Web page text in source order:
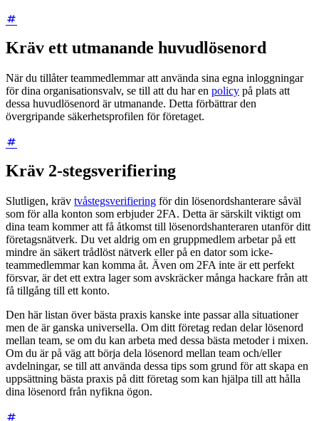
Kräv ett utmanande huvudlösenord
När du tillåter teammedlemmar att använda sina egna inloggningar
för dina organisationsvalv, se till att du har en policy på plats att
dessa huvudlösenord är utmanande. Detta förbättrar den
övergripande säkerhetsprofilen för företaget.
Kräv 2-stegsverifiering
Slutligen, kräv tvåstegsverifiering för din lösenordshanterare såväl
som för alla konton som erbjuder 2FA. Detta är särskilt viktigt om
dina team kommer att få åtkomst till lösenordshanteraren utanför ditt
företagsnätverk. Du vet aldrig om en gruppmedlem arbetar på ett
mindre än säkert trådlöst nätverk eller på en dator som icke-
teammedlemmar kan komma åt. Även om 2FA inte är ett perfekt
försvar, är det ett extra lager som avskräcker många hackare från att
få tillgång till ett konto.
Den här listan över bästa praxis kanske inte passar alla situationer
men de är ganska universella. Om ditt företag redan delar lösenord
mellan team, se om du kan arbeta med dessa bästa metoder i mixen.
Om du är på väg att börja dela lösenord mellan team och/eller
avdelningar, se till att använda dessa tips som grund för att skapa en
uppsättning bästa praxis på ditt företag som kan hjälpa till att hålla
dina lösenord från nyfikna ögon.